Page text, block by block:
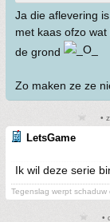
Ja die aflevering
met kaas ofzo
de grond
Zo maken ze ze
•
LetsGame
Ik wil deze serie
Tegenslag werpt schaduw
•